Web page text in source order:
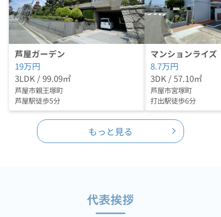
芦屋ガーデン
19万円
3LDK / 99.09㎡
芦屋市親王塚町
芦屋駅徒歩5分
マンションライズ
8.7万円
3DK / 57.10㎡
芦屋市宮塚町
打出駅徒歩6分
もっと見る
代表挨拶